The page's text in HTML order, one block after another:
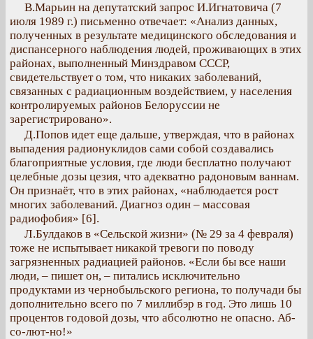
В.Марьин на депутатский запрос И.Игнатовича (7
июля 1989 г.) письменно отвечает: «Анализ данных,
полученных в результате медицинского обследования и
диспансерного наблюдения людей, проживающих в этих
районах, выполненный Минздравом СССР,
свидетельствует о том, что никаких заболеваний,
связанных с радиационным воздействием, у населения
контролируемых районов Белоруссии не
зарегистрировано».
Д.Попов идет еще дальше, утверждая, что в районах
выпадения радионуклидов сами собой создавались
благоприятные условия, где люди бесплатно получают
целебные дозы цезия, что адекватно радоновым ваннам.
Он признаёт, что в этих районах, «наблюдается рост
многих заболеваний. Диагноз один – массовая
радиофобия» [6].
Л.Булдаков в «Сельской жизни» (№ 29 за 4 февраля)
тоже не испытывает никакой тревоги по поводу
загрязненных радиацией районов. «Если бы все наши
люди, – пишет он, – питались исключительно
продуктами из чернобыльского региона, то получади бы
дополнительно всего по 7 миллибэр в год. Это лишь 10
процентов годовой дозы, что абсолютно не опасно. Аб-
со-лют-но!»